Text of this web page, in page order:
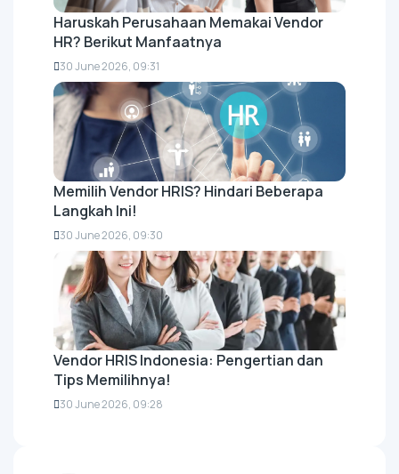
Haruskah Perusahaan Memakai Vendor
HR? Berikut Manfaatnya
30 June 2026, 09:31
Memilih Vendor HRIS? Hindari Beberapa
Langkah Ini!
30 June 2026, 09:30
Vendor HRIS Indonesia: Pengertian dan
Tips Memilihnya!
30 June 2026, 09:28